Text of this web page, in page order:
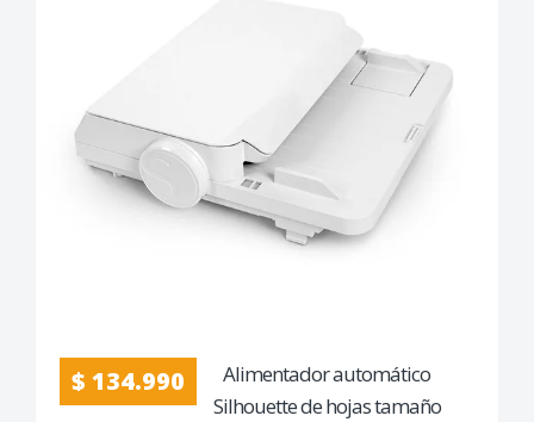
$ 134.990
Alimentador automático
Silhouette de hojas tamaño